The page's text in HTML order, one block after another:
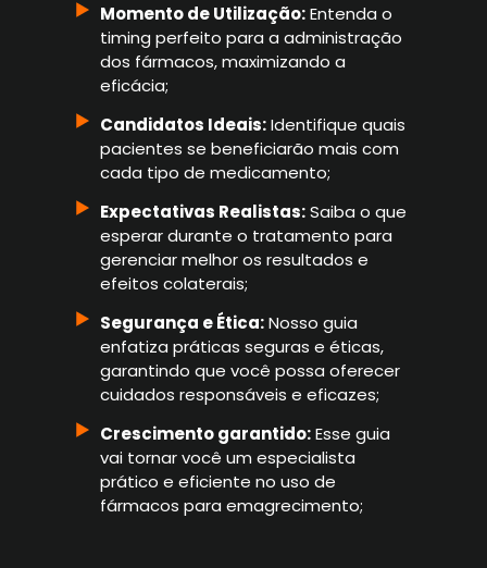
Momento de Utilização:Entenda o
timing perfeito para a administração
dos fármacos, maximizando a
eficácia;
Candidatos Ideais:Identifique quais
pacientes se beneficiarão mais com
cada tipo de medicamento;
Expectativas Realistas:Saiba o que
esperar durante o tratamento para
gerenciar melhor os resultados e
efeitos colaterais;
Segurança e Ética:Nosso guia
enfatiza práticas seguras e éticas,
garantindo que você possa oferecer
cuidados responsáveis e eficazes;
Crescimento garantido:Esse guia
vai tornar você um especialista
prático e eficiente no uso de
fármacos para emagrecimento;